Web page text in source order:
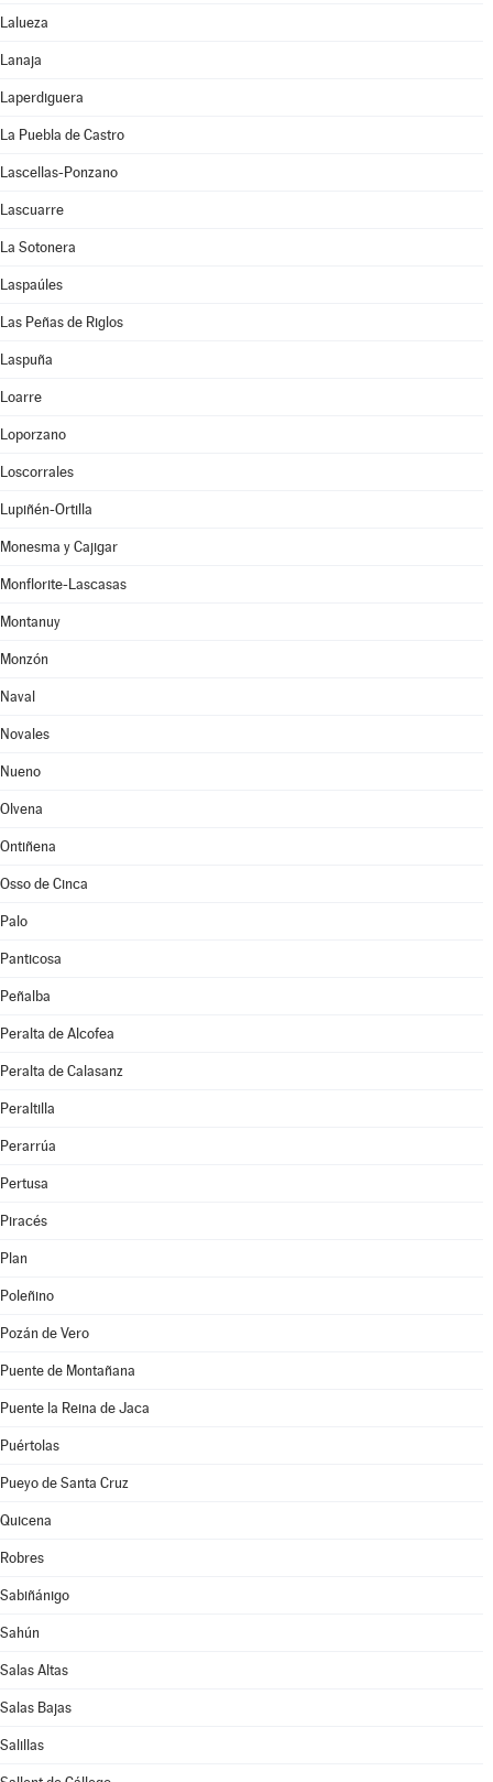
Lalueza
Lanaja
Laperdiguera
La Puebla de Castro
Lascellas-Ponzano
Lascuarre
La Sotonera
Laspaúles
Las Peñas de Riglos
Laspuña
Loarre
Loporzano
Loscorrales
Lupiñén-Ortilla
Monesma y Cajigar
Monflorite-Lascasas
Montanuy
Monzón
Naval
Novales
Nueno
Olvena
Ontiñena
Osso de Cinca
Palo
Panticosa
Peñalba
Peralta de Alcofea
Peralta de Calasanz
Peraltilla
Perarrúa
Pertusa
Piracés
Plan
Poleñino
Pozán de Vero
Puente de Montañana
Puente la Reina de Jaca
Puértolas
Pueyo de Santa Cruz
Quicena
Robres
Sabiñánigo
Sahún
Salas Altas
Salas Bajas
Salillas